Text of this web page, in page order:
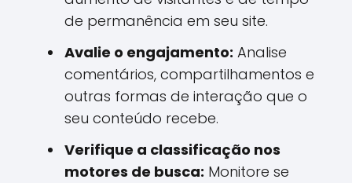
de permanência em seu site.
Avalie o engajamento: Analise
comentários, compartilhamentos e
outras formas de interação que o
seu conteúdo recebe.
Verifique a classificação nos
motores de busca: Monitore se